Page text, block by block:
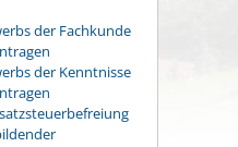
der Fachkunde
der Kenntnisse